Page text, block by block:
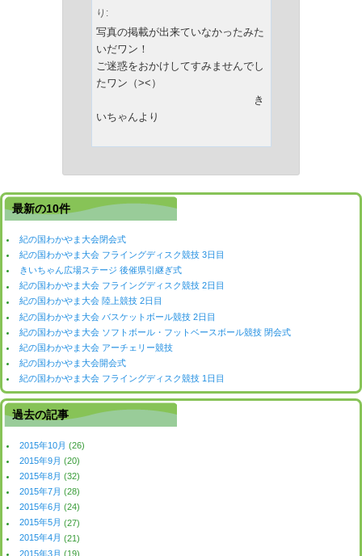
り:
写真の掲載が出来ていなかったみた
いだワン！
ご迷惑をおかけしてすみませんでし
たワン（><）
き
いちゃんより
最新の10件
紀の国わかやま大会閉会式
紀の国わかやま大会 フライングディスク競技 3日目
きいちゃん広場ステージ 後催県引継ぎ式
紀の国わかやま大会 フライングディスク競技 2日目
紀の国わかやま大会 陸上競技 2日目
紀の国わかやま大会 バスケットボール競技 2日目
紀の国わかやま大会 ソフトボール・フットベースボール競技 閉会式
紀の国わかやま大会 アーチェリー競技
紀の国わかやま大会開会式
紀の国わかやま大会 フライングディスク競技 1日目
過去の記事
2015年10月 (26)
2015年9月 (20)
2015年8月 (32)
2015年7月 (28)
2015年6月 (24)
2015年5月 (27)
2015年4月 (21)
2015年3月 (19)